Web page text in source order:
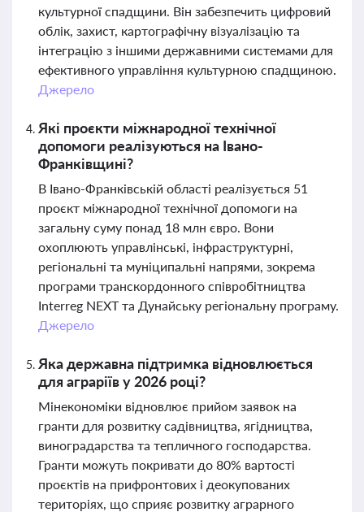
культурної спадщини. Він забезпечить цифровий
облік, захист, картографічну візуалізацію та
інтеграцію з іншими державними системами для
ефективного управління культурною спадщиною.
Джерело
Які проєкти міжнародної технічної
допомоги реалізуються на Івано-
Франківщині?
В Івано-Франківській області реалізується 51
проєкт міжнародної технічної допомоги на
загальну суму понад 18 млн євро. Вони
охоплюють управлінські, інфраструктурні,
регіональні та муніципальні напрями, зокрема
програми транскордонного співробітництва
Interreg NEXT та Дунайську регіональну програму.
Джерело
Яка державна підтримка відновлюється
для аграріїв у 2026 році?
Мінекономіки відновлює прийом заявок на
гранти для розвитку садівництва, ягідництва,
виноградарства та тепличного господарства.
Гранти можуть покривати до 80% вартості
проєктів на прифронтових і деокупованих
територіях, що сприяє розвитку аграрного